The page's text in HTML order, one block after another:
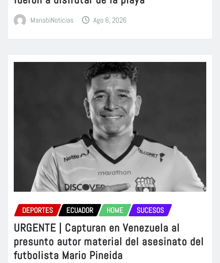
ManabiNoticias Ago 6, 2026
DEPORTES ECUADOR HOME SUCESOS
URGENTE | Capturan en Venezuela al
presunto autor material del asesinato del
futbolista Mario Pineida